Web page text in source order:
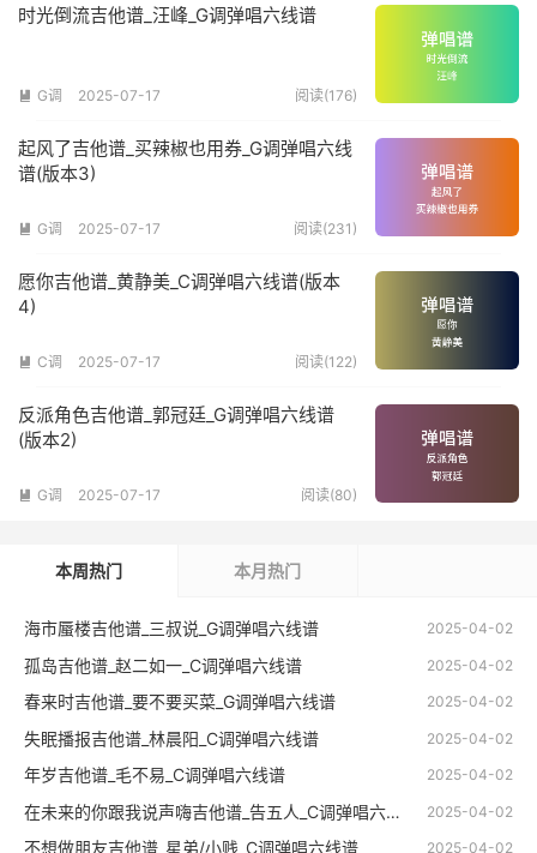
时光倒流吉他谱_汪峰_G调弹唱六线谱
 G调 2025-07-17 阅读(176)
起风了吉他谱_买辣椒也用券_G调弹唱六线
谱(版本3)
 G调 2025-07-17 阅读(231)
愿你吉他谱_黄静美_C调弹唱六线谱(版本
4)
 C调 2025-07-17 阅读(122)
反派角色吉他谱_郭冠廷_G调弹唱六线谱
(版本2)
 G调 2025-07-17 阅读(80)
本周热门 本月热门
2025-04-02
海市蜃楼吉他谱_三叔说_G调弹唱六线谱
2025-04-02
孤岛吉他谱_赵二如一_C调弹唱六线谱
2025-04-02
春来时吉他谱_要不要买菜_G调弹唱六线谱
2025-04-02
失眠播报吉他谱_林晨阳_C调弹唱六线谱
2025-04-02
年岁吉他谱_毛不易_C调弹唱六线谱
2025-04-02
在未来的你跟我说声嗨吉他谱_告五人_C调弹唱六线谱
2025-04-02
不想做朋友吉他谱_星弟/小贱_C调弹唱六线谱